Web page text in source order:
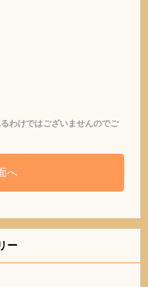
わけではございませんのでご
ー